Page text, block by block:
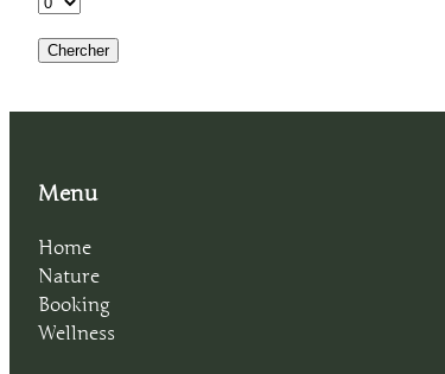
Menu
Home
Nature
Booking
Wellness